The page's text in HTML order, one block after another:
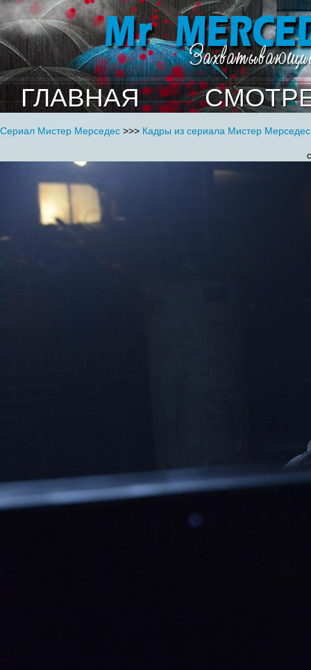
ГЛАВНАЯ
Сериал Мистер Мерседес >>> Кадры из сериала Мистер